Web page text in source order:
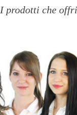
I prodotti che